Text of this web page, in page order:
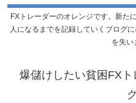
FXトレーダーのオレンジです。新た
人になるまでを記録していくブログ
を失い
爆儲けしたい貧困FX